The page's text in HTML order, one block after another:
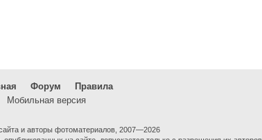
Форум
Правила
Мобильная версия
и авторы фотоматериалов, 2007—2026